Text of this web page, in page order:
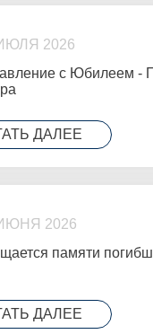
Общественного
2026
с Юбилеем -
ДАЛЕЕ
2026
памяти
ДАЛЕЕ